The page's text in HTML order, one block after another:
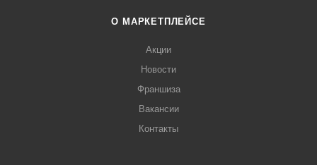
О МАРКЕТПЛЕЙСЕ
Акции
Новости
Франшиза
Вакансии
Контакты